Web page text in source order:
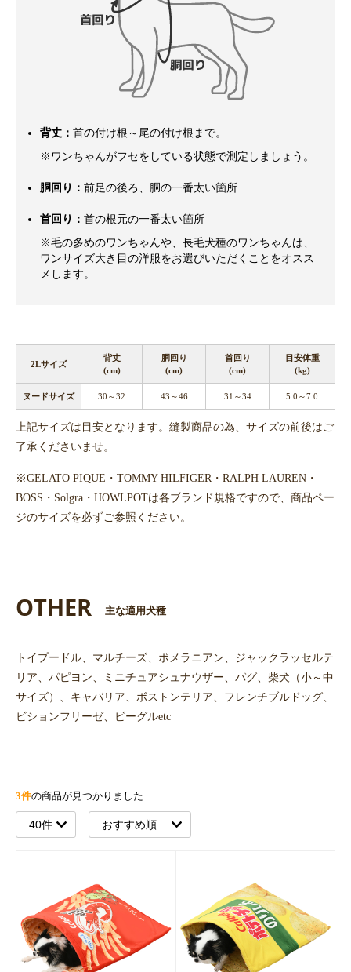
背丈： 首の付け根～尾の付け根まで。
※ワンちゃんがフセをしている状態で測定しましょう。
胴回り： 前足の後ろ、胴の一番太い箇所
首回り： 首の根元の一番太い箇所
※毛の多めのワンちゃんや、長毛犬種のワンちゃんは、
ワンサイズ大き目の洋服をお選びいただくことをオスス
メします。
2Lサイズ
背丈
(cm)
胴回り
(cm)
首回り
(cm)
目安体重
(kg)
ヌードサイズ 30～32 43～46 31～34 5.0～7.0
上記サイズは目安となります。縫製商品の為、サイズの前後はご
了承くださいませ。
※GELATO PIQUE・TOMMY HILFIGER・RALPH LAUREN・
BOSS・Solgra・HOWLPOTは各ブランド規格ですので、商品ペー
ジのサイズを必ずご参照ください。
OTHER 主な適用犬種
トイプードル、マルチーズ、ポメラニアン、ジャックラッセルテ
リア、パピヨン、ミニチュアシュナウザー、パグ、柴犬（小～中
サイズ）、キャバリア、ボストンテリア、フレンチブルドッグ、
ビションフリーゼ、ビーグルetc
3件の商品が見つかりました